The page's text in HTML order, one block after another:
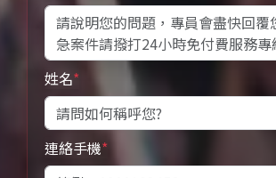
姓名*
連絡手機*